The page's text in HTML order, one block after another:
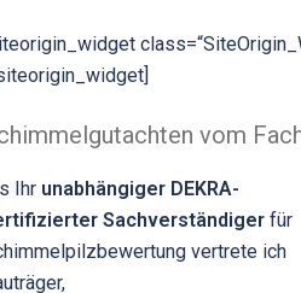
vom
Ihr unabhängiger DEKRA-
Sachverständiger für
vertrete ich